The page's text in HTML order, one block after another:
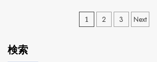
投
1 2 3 Next
検索